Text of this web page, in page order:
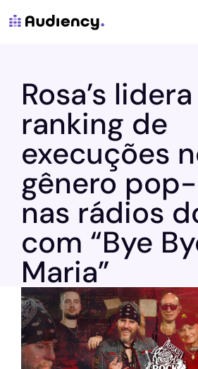
Rosa’s lidera
ranking de
execuções
gênero
nas rádios
com “Bye
Maria”